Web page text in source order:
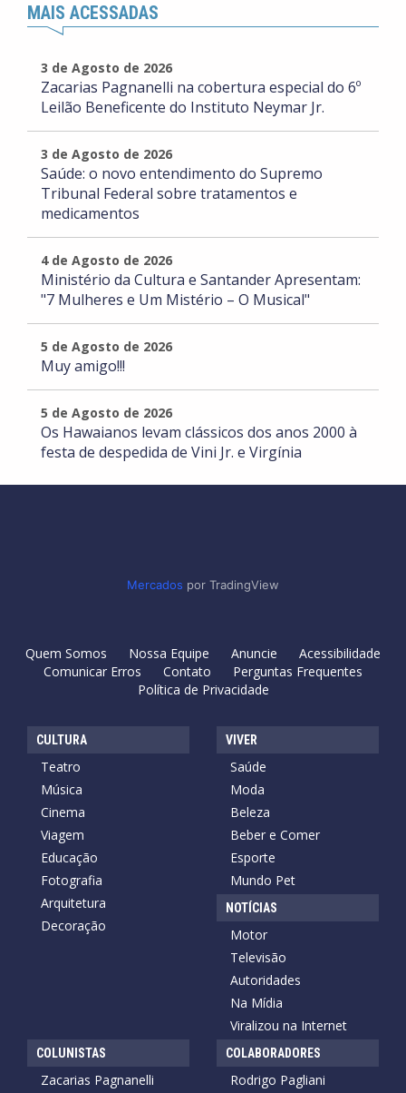
MAIS ACESSADAS
3 de Agosto de 2026
Zacarias Pagnanelli na cobertura especial do 6º
Leilão Beneficente do Instituto Neymar Jr.
3 de Agosto de 2026
Saúde: o novo entendimento do Supremo
Tribunal Federal sobre tratamentos e
medicamentos
4 de Agosto de 2026
Ministério da Cultura e Santander Apresentam:
"7 Mulheres e Um Mistério – O Musical"
5 de Agosto de 2026
Muy amigo!!!
5 de Agosto de 2026
Os Hawaianos levam clássicos dos anos 2000 à
festa de despedida de Vini Jr. e Virgínia
Mercados por TradingView
Quem Somos Nossa Equipe Anuncie
Acessibilidade
Comunicar Erros
Contato
Perguntas Frequentes
Política de Privacidade
CULTURA
Teatro
Música
Cinema
Viagem
Educação
Fotografia
Arquitetura
Decoração
VIVER
Saúde
Moda
Beleza
Beber e Comer
Esporte
Mundo Pet
NOTÍCIAS
Motor
Televisão
Autoridades
Na Mídia
Viralizou na Internet
COLUNISTAS
Zacarias Pagnanelli
COLABORADORES
Rodrigo Pagliani